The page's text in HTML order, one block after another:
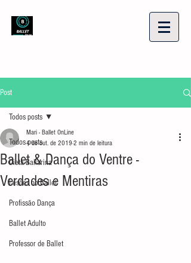
Post
Todos posts
Dieta Bailarina
Lesões no Ballet
Profissão Dança
Ballet Adulto
Professor de Ballet
Todos posts
Ballet & Dança do Ventre -
Verdades e Mentiras
Mari - Ballet OnLine
4 de out. de 2019 2 min de leitura